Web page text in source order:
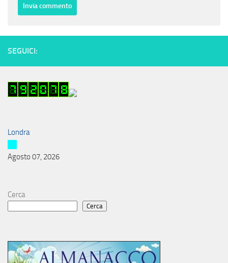
SEGUICI:
Londra
Agosto 07, 2026
Cerca
Cerca